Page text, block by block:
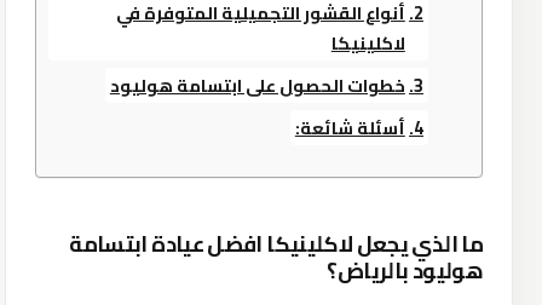
أنواع القشور التجميلية المتوفرة في
لاكلينيكا
خطوات الحصول على ابتسامة هوليود
أسئلة شائعة:
ما الذي يجعل لاكلينيكا افضل عيادة ابتسامة
هوليود بالرياض؟